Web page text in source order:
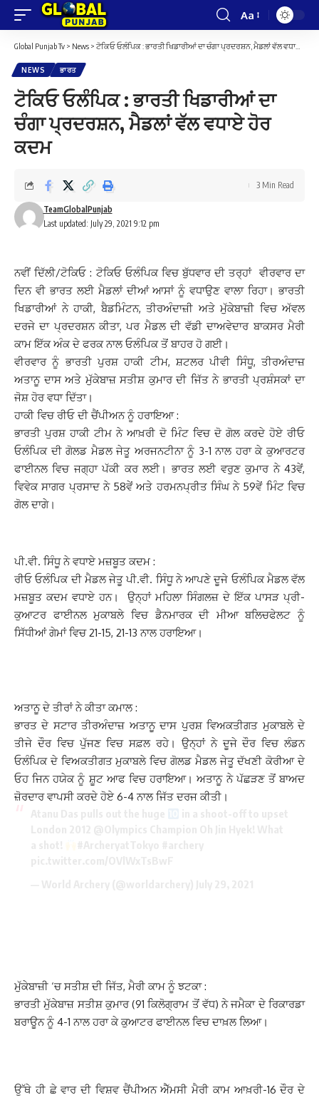
Font
Resizer
Aa
Global Punjab Tv > News > ਟੋਕਿਓ ਓਲੰਪਿਕ : ਭਾਰਤੀ ਖਿਡਾਰੀਆਂ ਦਾ ਚੰਗਾ ਪ੍ਰਦਰਸ਼ਨ, ਮੈਡਲਾਂ ਵੱਲ ਵਧਾਏ ਹੋਰ ਕਦਮ
NEWS ਭਾਰਤ
ਟੋਕਿਓ ਓਲੰਪਿਕ : ਭਾਰਤੀ ਖਿਡਾਰੀਆਂ ਦਾ
ਚੰਗਾ ਪ੍ਰਦਰਸ਼ਨ, ਮੈਡਲਾਂ ਵੱਲ ਵਧਾਏ ਹੋਰ
ਕਦਮ
Last updated: July 29, 2021 9:12 pm
TeamGlobalPunjab
3 Min Read
ਨਵੀਂ ਦਿੱਲੀ/ਟੋਕਿਓ : ਟੋਕਿਓ ਓਲੰਪਿਕ ਵਿਚ ਬੁੱਧਵਾਰ ਦੀ ਤਰ੍ਹਾਂ ਵੀਰਵਾਰ ਦਾ
ਦਿਨ ਵੀ ਭਾਰਤ ਲਈ ਮੈਡਲਾਂ ਦੀਆਂ ਆਸਾਂ ਨੂੰ ਵਧਾਉਣ ਵਾਲਾ ਰਿਹਾ। ਭਾਰਤੀ
ਖਿਡਾਰੀਆਂ ਨੇ ਹਾਕੀ, ਬੈਡਮਿੰਟਨ, ਤੀਰਅੰਦਾਜ਼ੀ ਅਤੇ ਮੁੱਕੇਬਾਜ਼ੀ ਵਿਚ ਅੱਵਲ
ਦਰਜੇ ਦਾ ਪ੍ਰਦਰਸ਼ਨ ਕੀਤਾ, ਪਰ ਮੈਡਲ ਦੀ ਵੱਡੀ ਦਾਅਵੇਦਾਰ ਬਾਕਸਰ ਮੈਰੀ
ਕਾਮ ਇੱਕ ਅੰਕ ਦੇ ਫਰਕ ਨਾਲ ਓਲੰਪਿਕ ਤੋਂ ਬਾਹਰ ਹੋ ਗਈ।
ਵੀਰਵਾਰ ਨੂੰ ਭਾਰਤੀ ਪੁਰਸ਼ ਹਾਕੀ ਟੀਮ, ਸ਼ਟਲਰ ਪੀਵੀ ਸਿੰਧੂ, ਤੀਰਅੰਦਾਜ਼
ਅਤਾਨੂ ਦਾਸ ਅਤੇ ਮੁੱਕੇਬਾਜ਼ ਸਤੀਸ਼ ਕੁਮਾਰ ਦੀ ਜਿੱਤ ਨੇ ਭਾਰਤੀ ਪ੍ਰਸ਼ੰਸਕਾਂ ਦਾ
ਜੋਸ਼ ਹੋਰ ਵਧਾ ਦਿੱਤਾ।
ਹਾਕੀ ਵਿਚ ਰੀਓ ਦੀ ਚੈਂਪੀਅਨ ਨੂੰ ਹਰਾਇਆ :
ਭਾਰਤੀ ਪੁਰਸ਼ ਹਾਕੀ ਟੀਮ ਨੇ ਆਖ਼ਰੀ ਦੋ ਮਿੰਟ ਵਿਚ ਦੋ ਗੋਲ ਕਰਦੇ ਹੋਏ ਰੀਓ
ਓਲੰਪਿਕ ਦੀ ਗੋਲਡ ਮੈਡਲ ਜੇਤੂ ਅਰਜਨਟੀਨਾ ਨੂੰ 3-1 ਨਾਲ ਹਰਾ ਕੇ ਕੁਆਰਟਰ
ਫਾਈਨਲ ਵਿਚ ਜਗ੍ਹਾ ਪੱਕੀ ਕਰ ਲਈ। ਭਾਰਤ ਲਈ ਵਰੁਣ ਕੁਮਾਰ ਨੇ 43ਵੇਂ,
ਵਿਵੇਕ ਸਾਗਰ ਪ੍ਰਸਾਦ ਨੇ 58ਵੇਂ ਅਤੇ ਹਰਮਨਪ੍ਰੀਤ ਸਿੰਘ ਨੇ 59ਵੇਂ ਮਿੰਟ ਵਿਚ
ਗੋਲ ਦਾਗੇ।
ਪੀ.ਵੀ. ਸਿੰਧੂ ਨੇ ਵਧਾਏ ਮਜ਼ਬੂਤ ਕਦਮ :
ਰੀਓ ਓਲੰਪਿਕ ਦੀ ਮੈਡਲ ਜੇਤੂ ਪੀ.ਵੀ. ਸਿੰਧੂ ਨੇ ਆਪਣੇ ਦੂਜੇ ਓਲੰਪਿਕ ਮੈਡਲ ਵੱਲ
ਮਜ਼ਬੂਤ ਕਦਮ ਵਧਾਏ ਹਨ। ਉਨ੍ਹਾਂ ਮਹਿਲਾ ਸਿੰਗਲਜ਼ ਦੇ ਇੱਕ ਪਾਸੜ ਪ੍ਰੀ-
ਕੁਆਟਰ ਫਾਈਨਲ ਮੁਕਾਬਲੇ ਵਿਚ ਡੈਨਮਾਰਕ ਦੀ ਮੀਆ ਬਲਿਚਫੇਲਟ ਨੂੰ
ਸਿੱਧੀਆਂ ਗੇਮਾਂ ਵਿਚ 21-15, 21-13 ਨਾਲ ਹਰਾਇਆ।
ਅਤਾਨੂ ਦੇ ਤੀਰਾਂ ਨੇ ਕੀਤਾ ਕਮਾਲ :
ਭਾਰਤ ਦੇ ਸਟਾਰ ਤੀਰਅੰਦਾਜ਼ ਅਤਾਨੂ ਦਾਸ ਪੁਰਸ਼ ਵਿਅਕਤੀਗਤ ਮੁਕਾਬਲੇ ਦੇ
ਤੀਜੇ ਦੌਰ ਵਿਚ ਪੁੱਜਣ ਵਿਚ ਸਫ਼ਲ ਰਹੇ। ਉਨ੍ਹਾਂ ਨੇ ਦੂਜੇ ਦੌਰ ਵਿਚ ਲੰਡਨ
ਓਲੰਪਿਕ ਦੇ ਵਿਅਕਤੀਗਤ ਮੁਕਾਬਲੇ ਵਿਚ ਗੋਲਡ ਮੈਡਲ ਜੇਤੂ ਦੱਖਣੀ ਕੋਰੀਆ ਦੇ
ਓਹ ਜਿਨ ਹਯੇਕ ਨੂੰ ਸ਼ੂਟ ਆਫ ਵਿਚ ਹਰਾਇਆ। ਅਤਾਨੂ ਨੇ ਪੱਛੜਣ ਤੋਂ ਬਾਅਦ
ਜ਼ੋਰਦਾਰ ਵਾਪਸੀ ਕਰਦੇ ਹੋਏ 6-4 ਨਾਲ ਜਿੱਤ ਦਰਜ ਕੀਤੀ।
ਮੁੱਕੇਬਾਜ਼ੀ ‘ਚ ਸਤੀਸ਼ ਦੀ ਜਿੱਤ, ਮੈਰੀ ਕਾਮ ਨੂੰ ਝਟਕਾ :
ਭਾਰਤੀ ਮੁੱਕੇਬਾਜ਼ ਸਤੀਸ਼ ਕੁਮਾਰ (91 ਕਿਲੋਗ੍ਰਾਮ ਤੋਂ ਵੱਧ) ਨੇ ਜਮੈਕਾ ਦੇ ਰਿਕਾਰਡਾ
ਬਰਾਊਨ ਨੂੰ 4-1 ਨਾਲ ਹਰਾ ਕੇ ਕੁਆਟਰ ਫਾਈਨਲ ਵਿਚ ਦਾਖ਼ਲ ਲਿਆ।
ਉੱਥੇ ਹੀ ਛੇ ਵਾਰ ਦੀ ਵਿਸ਼ਵ ਚੈਂਪੀਅਨ ਐੱਮਸੀ ਮੈਰੀ ਕਾਮ ਆਖ਼ਰੀ-16 ਦੌਰ ਦੇ